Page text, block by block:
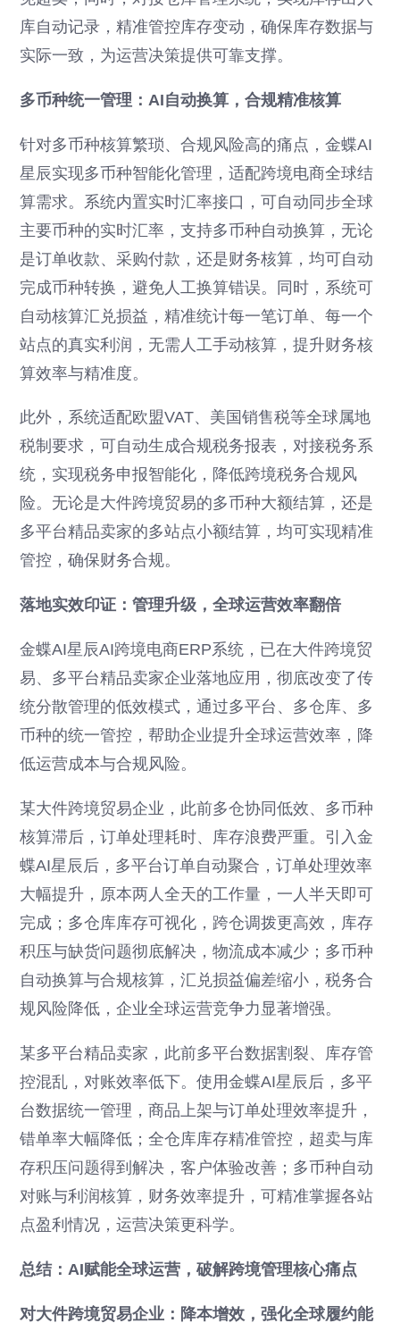
库自动记录，精准管控库存变动，确保库存数据与
实际一致，为运营决策提供可靠支撑。
多币种统一管理：AI自动换算，合规精准核算
针对多币种核算繁琐、合规风险高的痛点，金蝶AI
星辰实现多币种智能化管理，适配跨境电商全球结
算需求。系统内置实时汇率接口，可自动同步全球
主要币种的实时汇率，支持多币种自动换算，无论
是订单收款、采购付款，还是财务核算，均可自动
完成币种转换，避免人工换算错误。同时，系统可
自动核算汇兑损益，精准统计每一笔订单、每一个
站点的真实利润，无需人工手动核算，提升财务核
算效率与精准度。
此外，系统适配欧盟VAT、美国销售税等全球属地
税制要求，可自动生成合规税务报表，对接税务系
统，实现税务申报智能化，降低跨境税务合规风
险。无论是大件跨境贸易的多币种大额结算，还是
多平台精品卖家的多站点小额结算，均可实现精准
管控，确保财务合规。
落地实效印证：管理升级，全球运营效率翻倍
金蝶AI星辰AI跨境电商ERP系统，已在大件跨境贸
易、多平台精品卖家企业落地应用，彻底改变了传
统分散管理的低效模式，通过多平台、多仓库、多
币种的统一管控，帮助企业提升全球运营效率，降
低运营成本与合规风险。
某大件跨境贸易企业，此前多仓协同低效、多币种
核算滞后，订单处理耗时、库存浪费严重。引入金
蝶AI星辰后，多平台订单自动聚合，订单处理效率
大幅提升，原本两人全天的工作量，一人半天即可
完成；多仓库库存可视化，跨仓调拨更高效，库存
积压与缺货问题彻底解决，物流成本减少；多币种
自动换算与合规核算，汇兑损益偏差缩小，税务合
规风险降低，企业全球运营竞争力显著增强。
某多平台精品卖家，此前多平台数据割裂、库存管
控混乱，对账效率低下。使用金蝶AI星辰后，多平
台数据统一管理，商品上架与订单处理效率提升，
错单率大幅降低；全仓库库存精准管控，超卖与库
存积压问题得到解决，客户体验改善；多币种自动
对账与利润核算，财务效率提升，可精准掌握各站
点盈利情况，运营决策更科学。
总结：AI赋能全球运营，破解跨境管理核心痛点
对大件跨境贸易企业：降本增效，强化全球履约能